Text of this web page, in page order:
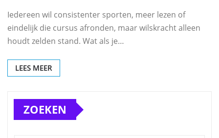
Iedereen wil consistenter sporten, meer lezen of
eindelijk die cursus afronden, maar wilskracht alleen
houdt zelden stand. Wat als je…
LEES MEER
ZOEKEN